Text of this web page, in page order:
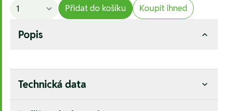
Přidat do košíku Koupit ihned
Popis
Technická data